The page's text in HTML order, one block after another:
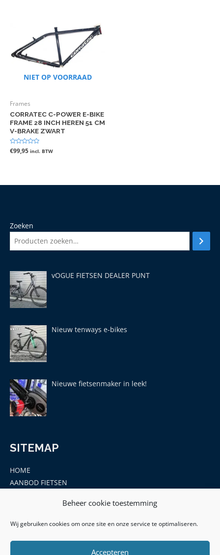
Beheer cookie toestemming
Wij gebruiken cookies om onze site en onze service te optimaliseren.
Accepteren
NIET OP VOORRAAD
Frames
CORRATEC C-POWER E-BIKE
FRAME 28 INCH HEREN 51 CM
V-BRAKE ZWART
Gewaardeerd
0
€99,95 incl. BTW
Zoeken
vOGUE FIETSEN DEALER PUNT
Nieuw tenways e-bikes
Nieuwe fietsenmaker in leek!
SITEMAP
HOME
AANBOD FIETSEN
ONDERDELEN EN ACCESSOIRES
CONTACT